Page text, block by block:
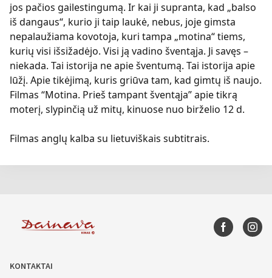
jos pačios gailestingumą. Ir kai ji supranta, kad „balso
iš dangaus“, kurio ji taip laukė, nebus, joje gimsta
nepalaužiama kovotoja, kuri tampa „motina“ tiems,
kurių visi išsižadėjo. Visi ją vadino šventąja. Ji savęs –
niekada. Tai istorija ne apie šventumą. Tai istorija apie
lūžį. Apie tikėjimą, kuris griūva tam, kad gimtų iš naujo.
Filmas “Motina. Prieš tampant šventąja” apie tikrą
moterį, slypinčią už mitų, kinuose nuo birželio 12 d.
Filmas anglų kalba su lietuviškais subtitrais.
KONTAKTAI